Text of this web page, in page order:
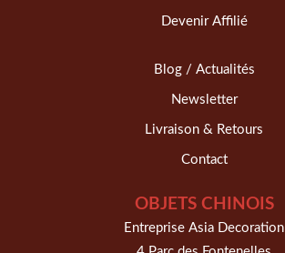
Devenir Affilié
Blog / Actualités
Newsletter
Livraison & Retours
Contact
OBJETS CHINOIS
Entreprise Asia Decoration